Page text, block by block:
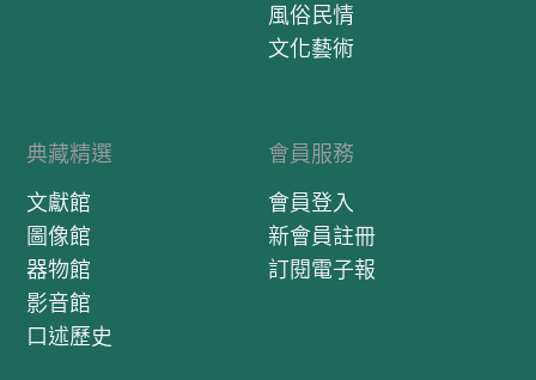
風俗民情
文化藝術
典藏精選
文獻館
圖像館
器物館
影音館
口述歷史
會員服務
會員登入
新會員註冊
訂閱電子報